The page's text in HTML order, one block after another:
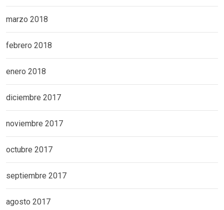
marzo 2018
febrero 2018
enero 2018
diciembre 2017
noviembre 2017
octubre 2017
septiembre 2017
agosto 2017